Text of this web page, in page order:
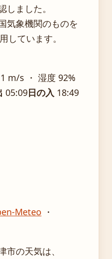
しました。
気象機関のものを
しています。
m/s ・ 湿度 92%
05:09日の入 18:49
Meteo ・
市の天気は、